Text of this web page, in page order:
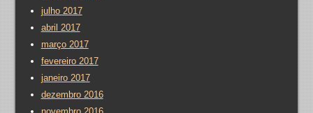
julho 2017
abril 2017
março 2017
fevereiro 2017
janeiro 2017
dezembro 2016